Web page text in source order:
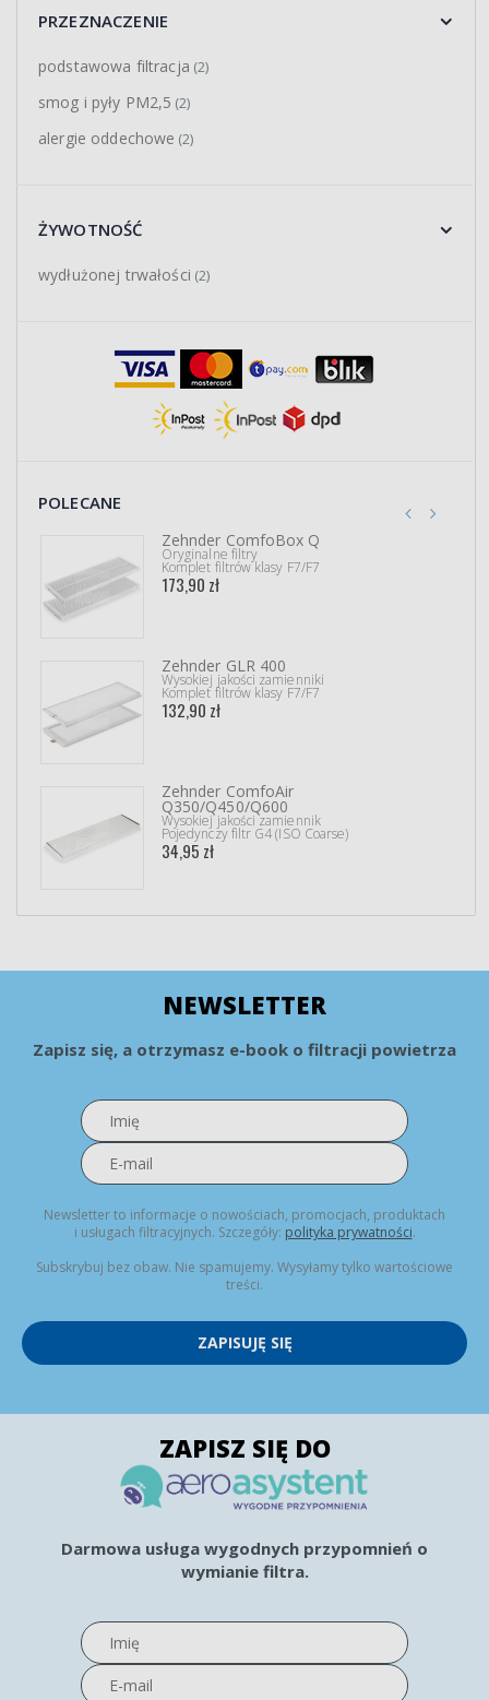
PRZEZNACZENIE
podstawowa filtracja (2)
smog i pyły PM2,5 (2)
alergie oddechowe (2)
ŻYWOTNOŚĆ
wydłużonej trwałości (2)
POLECANE
Zehnder ComfoBox Q
Oryginalne filtry
Komplet filtrów klasy F7/F7
173,90 zł
Zehnder GLR 400
Wysokiej jakości zamienniki
Komplet filtrów klasy F7/F7
132,90 zł
Zehnder ComfoAir
Q350/Q450/Q600
Wysokiej jakości zamiennik
Pojedynczy filtr G4 (ISO Coarse)
34,95 zł
NEWSLETTER
Zapisz się, a otrzymasz e-book o filtracji powietrza
Newsletter to informacje o nowościach, promocjach, produktach
i usługach filtracyjnych. Szczegóły: polityka prywatności.
Subskrybuj bez obaw. Nie spamujemy. Wysyłamy tylko wartościowe
treści.
ZAPISUJĘ SIĘ
ZAPISZ SIĘ DO
Darmowa usługa wygodnych przypomnień o
wymianie filtra.